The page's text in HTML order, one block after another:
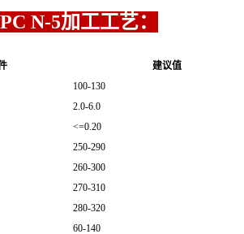
N-5加工工艺：
建议值
100-130
2.0-6.0
<=0.20
250-290
260-300
270-310
280-320
60-140